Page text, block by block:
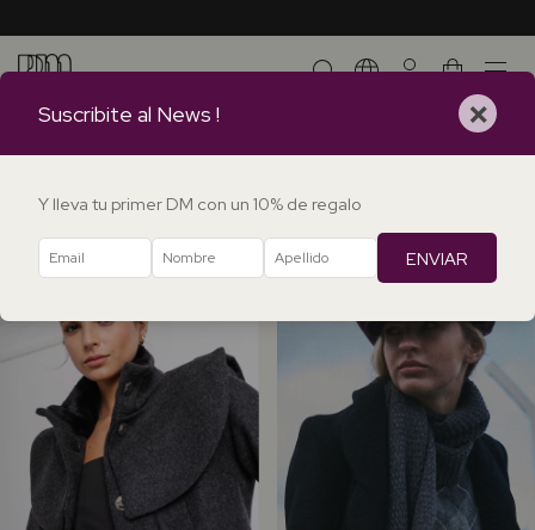
0
Suscribite al News ! ×
Y lleva tu primer DM con un 10% de regalo
ENVIAR